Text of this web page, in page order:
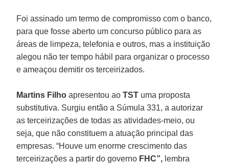
Foi assinado um termo de compromisso com o banco,
para que fosse aberto um concurso público para as
áreas de limpeza, telefonia e outros, mas a instituição
alegou não ter tempo hábil para organizar o processo
e ameaçou demitir os terceirizados.
Martins Filho apresentou aoTST uma proposta
substitutiva. Surgiu então a Súmula 331, a autorizar
as terceirizações de todas as atividades-meio, ou
seja, que não constituem a atuação principal das
empresas. “Houve um enorme crescimento das
terceirizações a partir do governo FHC”, lembra